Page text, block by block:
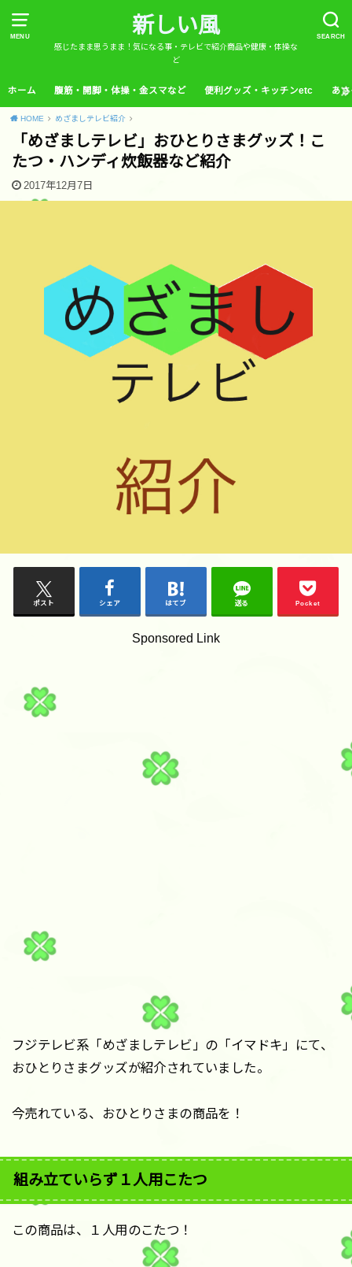
MENU SEARCH
新しい風
感じたまま思うまま！気になる事・テレビで紹介商品や健康・体操な
ど
ホーム 腹筋・開脚・体操・金スマなど 便利グッズ・キッチンetc あ
HOME めざましテレビ紹介
「めざましテレビ」おひとりさまグッズ！こ
たつ・ハンディ炊飯器など紹介
2017年12月7日
ポスト シェア はてブ 送る Pocket
Sponsored Link
フジテレビ系「めざましテレビ」の「イマドキ」にて、
おひとりさまグッズが紹介されていました。
今売れている、おひとりさまの商品を！
組み立ていらず１人用こたつ
この商品は、１人用のこたつ！